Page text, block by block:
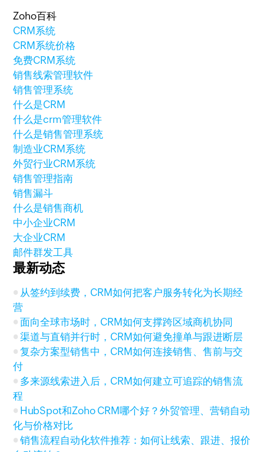
Zoho百科
CRM系统
CRM系统价格
免费CRM系统
销售线索管理软件
销售管理系统
什么是CRM
什么是crm管理软件
什么是销售管理系统
制造业CRM系统
外贸行业CRM系统
销售管理指南
销售漏斗
什么是销售商机
中小企业CRM
大企业CRM
邮件群发工具
最新动态
从签约到续费，CRM如何把客户服务转化为长期经
营
面向全球市场时，CRM如何支撑跨区域商机协同
渠道与直销并行时，CRM如何避免撞单与跟进断层
复杂方案型销售中，CRM如何连接销售、售前与交
付
多来源线索进入后，CRM如何建立可追踪的销售流
程
HubSpot和Zoho CRM哪个好？外贸管理、营销自动
化与价格对比
销售流程自动化软件推荐：如何让线索、跟进、报价